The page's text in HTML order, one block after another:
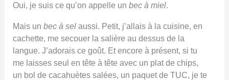
Oui, je suis ce qu’on appelle unbec à miel.
Mais unbec à sel aussi. Petit, j’allais à la cuisine, en
cachette, me secouer la salière au dessus de la
langue. J’adorais ce goût. Et encore à présent, si tu
me laisses seul en tête à tête avec un plat de chips,
un bol de cacahuètes salées, un paquet de TUC, je te